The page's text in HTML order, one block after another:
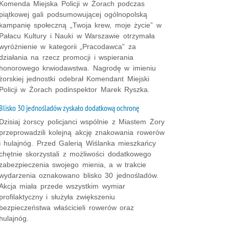
Komenda Miejska Policji w Żorach podczas
piątkowej gali podsumowującej ogólnopolską
kampanię społeczną „Twoja krew, moje życie” w
Pałacu Kultury i Nauki w Warszawie otrzymała
w kategorii „Pracodawca” za
na rzecz promocji i wspierania
honorowego krwiodawstwa. Nagrodę w imieniu
jednostki odebrał Komendant Miejski
Policji w Żorach podinspektor Marek Ryszka.
Blisko 30 jednośladów zyskało dodatkową ochronę
Dzisiaj żorscy policjanci wspólnie z Miastem Żory
przeprowadzili kolejną akcję znakowania rowerów
i hulajnóg. Przed Galerią Wiślanka mieszkańcy
skorzystali z możliwości dodatkowego
swojego mienia, a w trakcie
oznakowano blisko 30 jednośladów.
miała przede wszystkim wymiar
profilaktyczny i służyła zwiększeniu
bezpieczeństwa właścicieli rowerów oraz
hulajnóg.